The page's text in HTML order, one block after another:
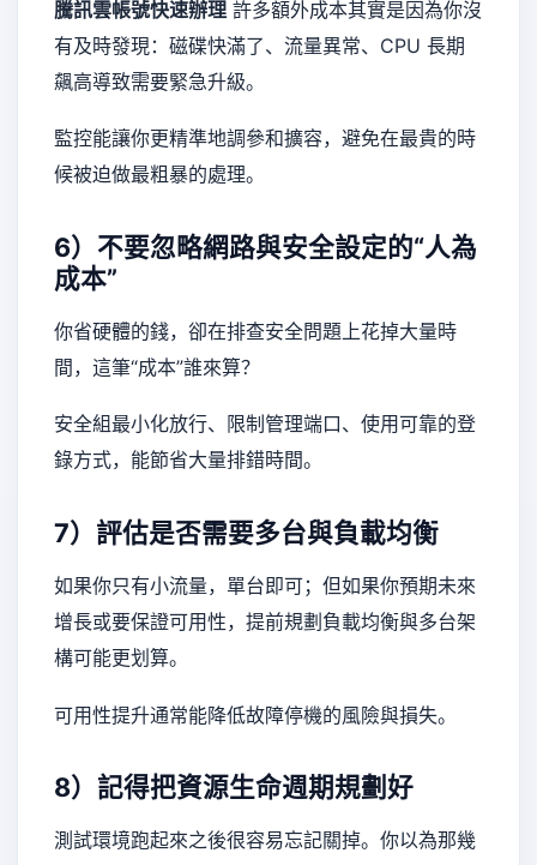
騰訊雲帳號快速辦理 許多額外成本其實是因為你沒
有及時發現：磁碟快滿了、流量異常、CPU 長期
飆高導致需要緊急升級。
監控能讓你更精準地調參和擴容，避免在最貴的時
候被迫做最粗暴的處理。
6）不要忽略網路與安全設定的“人為
成本”
你省硬體的錢，卻在排查安全問題上花掉大量時
間，這筆“成本”誰來算？
安全組最小化放行、限制管理端口、使用可靠的登
錄方式，能節省大量排錯時間。
7）評估是否需要多台與負載均衡
如果你只有小流量，單台即可；但如果你預期未來
增長或要保證可用性，提前規劃負載均衡與多台架
構可能更划算。
可用性提升通常能降低故障停機的風險與損失。
8）記得把資源生命週期規劃好
測試環境跑起來之後很容易忘記關掉。你以為那幾